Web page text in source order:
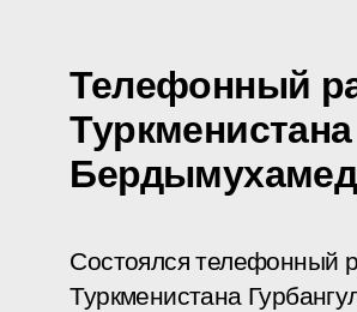
Телефонный
Состоялся телефонный
Туркменистана